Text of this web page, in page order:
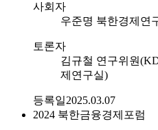
사회자
우준명 북한경제연
토론자
김규철 연구위원
제연구실)
등록일2025.03.07
2024 북한금융경제포럼